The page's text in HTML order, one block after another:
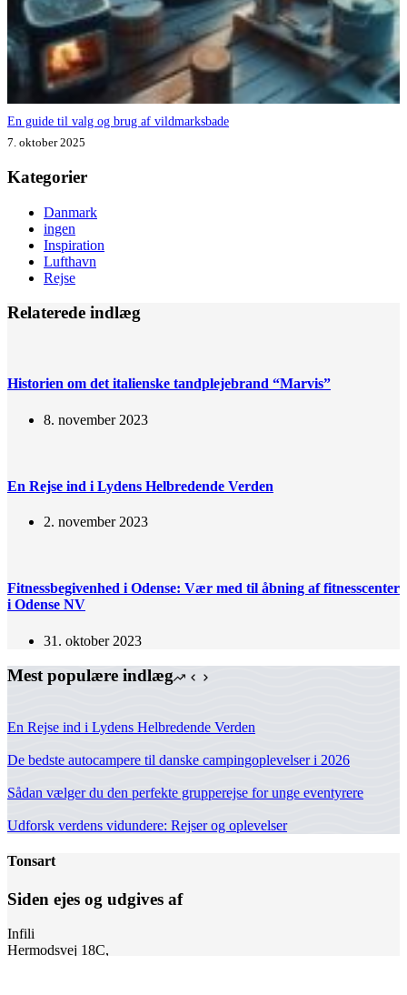
En guide til valg og brug af vildmarksbade
7. oktober 2025
Kategorier
Danmark
ingen
Inspiration
Lufthavn
Rejse
Relaterede indlæg
Historien om det italienske tandplejebrand “Marvis”
8. november 2023
En Rejse ind i Lydens Helbredende Verden
2. november 2023
Fitnessbegivenhed i Odense: Vær med til åbning af fitnesscenter
i Odense NV
31. oktober 2023
Mest populære indlæg
En Rejse ind i Lydens Helbredende Verden
De bedste autocampere til danske campingoplevelser i 2026
Sådan vælger du den perfekte grupperejse for unge eventyrere
Udforsk verdens vidundere: Rejser og oplevelser
Tonsart
Siden ejes og udgives af
Infili
Hermodsvej 18C,